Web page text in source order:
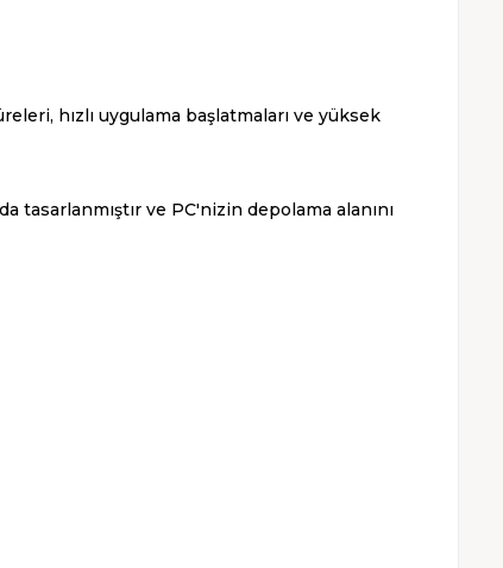
hızlı uygulama başlatmaları ve yüksek
ve PC'nizin depolama alanını